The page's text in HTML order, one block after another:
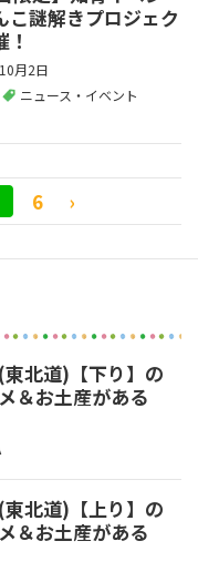
こ謎解きプロジェク
！
月2日
ニュース・イベント
6 ›
北道)【下り】の
＆お土産がある
北道)【上り】の
＆お土産がある